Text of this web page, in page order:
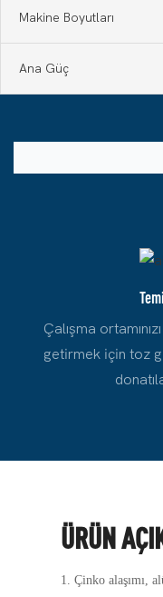
Makine Boyutları
Ana Güç
Çalışma
getirmek için toz
ÜRÜN
1. Çinko alaşımı,